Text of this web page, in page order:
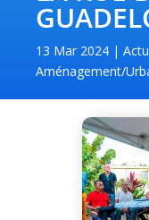
13 Mar 2024
Aménagement/